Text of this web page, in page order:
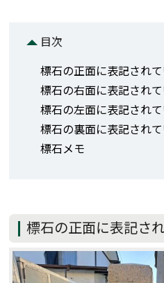
目次
標石の正面に表記され
標石の右面に表記され
標石の左面に表記され
標石の裏面に表記され
標石メモ
標石の正面に表記さ